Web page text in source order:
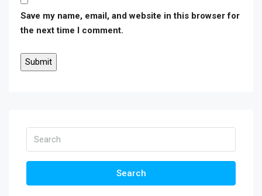
Save my name, email, and website in this browser for
the next time I comment.
Search